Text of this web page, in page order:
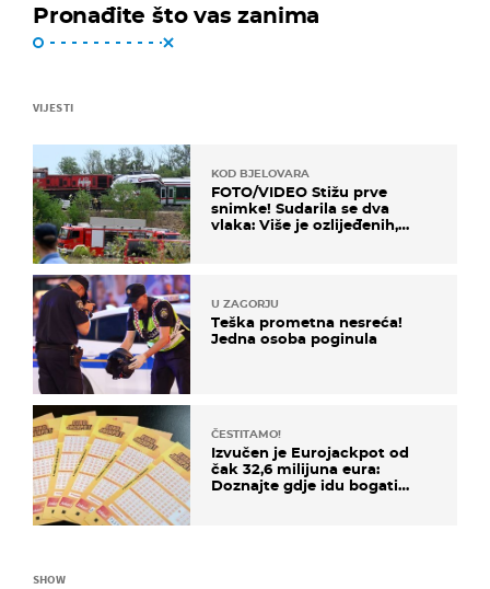
Pronađite što vas zanima
VIJESTI
KOD BJELOVARA
FOTO/VIDEO Stižu prve
snimke! Sudarila se dva
vlaka: Više je ozlijeđenih,
U ZAGORJU
Teška prometna nesreća!
Jedna osoba poginula
ČESTITAMO!
Izvučen je Eurojackpot od
čak 32,6 milijuna eura:
Doznajte gdje idu bogati
SHOW